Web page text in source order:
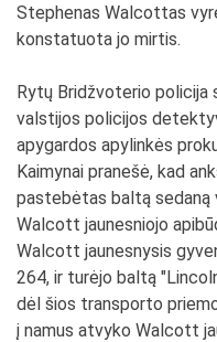
Stephenas Walcottas
konstatuota jo mirtis.
Rytų Bridžvoterio policija
valstijos policijos
apygardos apylinkės
Kaimynai pranešė, kad
pastebėtas baltą sedaną
Walcott jaunesniojo
Walcott jaunesnysis
264, ir turėjo baltą
dėl šios transporto
į namus atvyko Walcott